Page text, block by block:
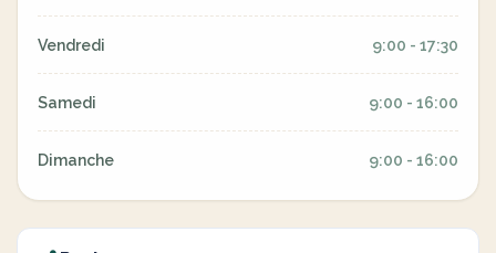
Vendredi 9:00 - 17:30
Samedi 9:00 - 16:00
Dimanche 9:00 - 16:00